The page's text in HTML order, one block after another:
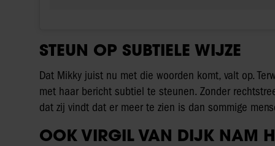
STEUN OP SUBTIELE WIJZE
Dat Mikky juist nu met die woorden komt, valt op.
met haar bericht subtiel te steunen. Zonder
dat zij vindt dat er meer te zien is dan sommige
OOK VIRGIL VAN DIJK NAM